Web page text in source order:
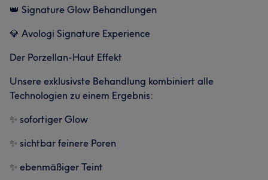
👑 Signature Glow Behandlungen
💎 Avologi Signature Experience
Der Porzellan-Haut Effekt
Unsere exklusivste Behandlung kombiniert alle
Technologien zu einem Ergebnis:
✨ sofortiger Glow
✨ sichtbar feinere Poren
✨ ebenmäßiger Teint